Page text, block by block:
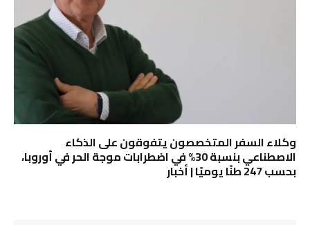
وكلاء السفر المتخصصون يتفوقون على الذكاء
الاصطناعي بنسبة 30% في اضطرابات موجة الحر في أوروبا،
بحسب 247 طنًا يوميًا | أخبار